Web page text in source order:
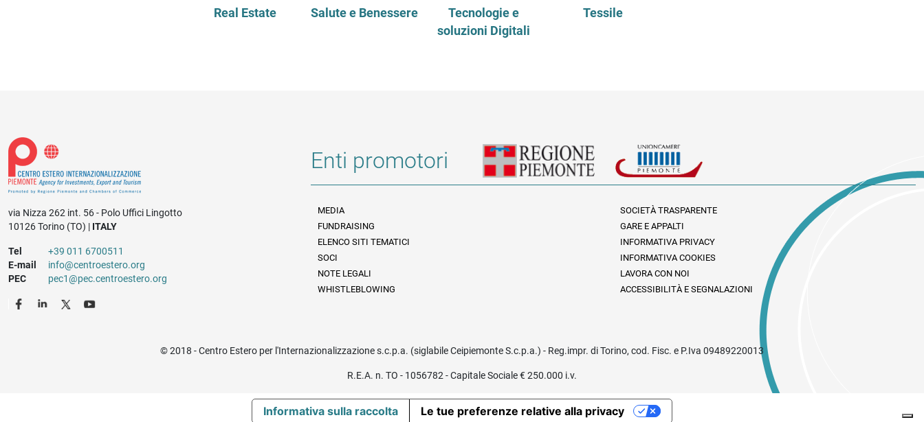
Real Estate Salute e Benessere
Tecnologie e
soluzioni Digitali
Tessile
via Nizza 262 int. 56 - Polo Uffici Lingotto
10126 Torino (TO) | ITALY
Tel
+39 011 6700511
E-mail
info@centroestero.org
PEC
pec1@pec.centroestero.org
Enti promotori
Informazioni legali e trasparenza
MEDIA
SOCIETÀ TRASPARENTE
FUNDRAISING
GARE E APPALTI
ELENCO SITI TEMATICI
INFORMATIVA PRIVACY
SOCI
INFORMATIVA COOKIES
NOTE LEGALI
LAVORA CON NOI
WHISTLEBLOWING
ACCESSIBILITÀ E SEGNALAZIONI
© 2018 - Centro Estero per l'Internazionalizzazione s.c.p.a. (siglabile Ceipiemonte S.c.p.a.) - Reg.impr. di Torino, cod. Fisc. e P.Iva 09489220013
R.E.A. n. TO - 1056782 - Capitale Sociale € 250.000 i.v.
Informativa sulla raccolta Le tue preferenze relative alla privacy